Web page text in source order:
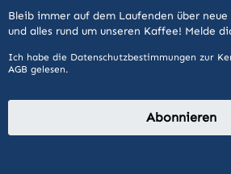
Bleib immer auf dem Laufenden über
und alles rund um unseren Kaffee! Melde
Ich habe die Datenschutzbestimmungen zur
AGB gelesen.
Abonnieren